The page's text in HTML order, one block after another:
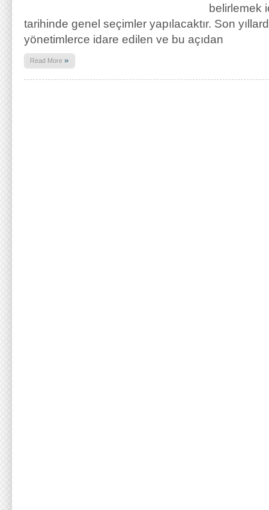
belirlemek
tarihinde genel seçimler yapılacaktır. Son
yönetimlerce idare edilen ve bu açıdan
Read More »